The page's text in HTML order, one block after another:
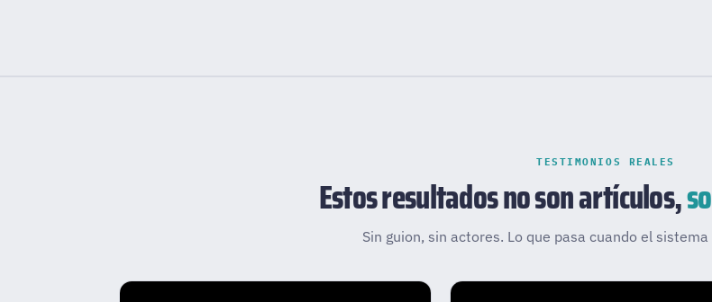
TESTIMONIOS REALES
Estos resultados no son artículos,
Sin guion, sin actores. Lo que pasa cuando el